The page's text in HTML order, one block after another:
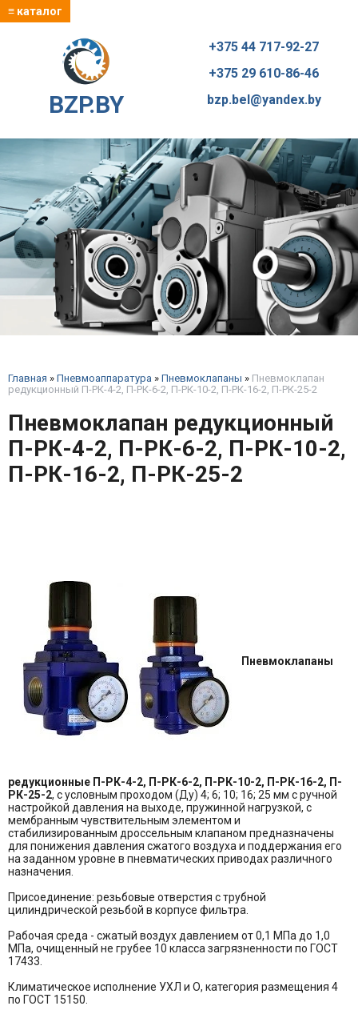
≡ каталог
BZP.BY
+375 44 717-92-27
+375 29 610-86-46
bzp.bel@yandex.by
Главная » Пневмоаппаратура » Пневмоклапаны » Пневмоклапан
редукционный П-РК-4-2, П-РК-6-2, П-РК-10-2, П-РК-16-2, П-РК-25-2
Пневмоклапан редукционный
П-РК-4-2, П-РК-6-2, П-РК-10-2,
П-РК-16-2, П-РК-25-2
Пневмоклапаны
редукционные П-РК-4-2, П-РК-6-2, П-РК-10-2, П-РК-16-2, П-
РК-25-2, с условным проходом (Ду) 4; 6; 10; 16; 25 мм с ручной
настройкой давления на выходе, пружинной нагрузкой, с
мембранным чувствительным элементом и
стабилизированным дроссельным клапаном предназначены
для понижения давления сжатого воздуха и поддержания его
на заданном уровне в пневматических приводах различного
назначения.
Присоединение: резьбовые отверстия с трубной
цилиндрической резьбой в корпусе фильтра.
Рабочая среда - сжатый воздух давлением от 0,1 МПа до 1,0
МПа, очищенный не грубее 10 класса загрязненности по ГОСТ
17433.
Климатическое исполнение УХЛ и О, категория размещения 4
по ГОСТ 15150.